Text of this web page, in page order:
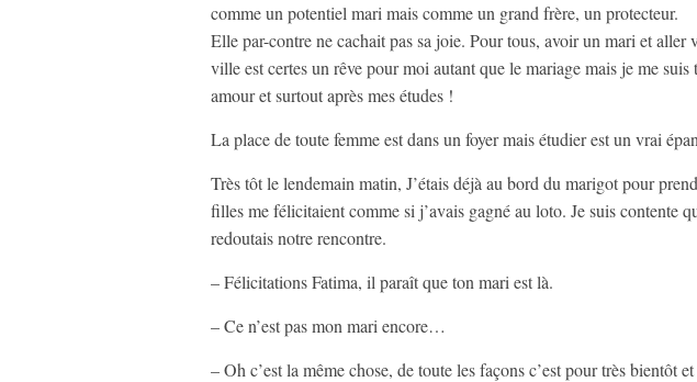
comme un potentiel mari mais comme un grand frère, un protecteur.
Elle par-contre ne cachait pas sa joie. Pour tous, avoir un mari et aller
ville est certes un rêve pour moi autant que le mariage mais je me
amour et surtout après mes études !
La place de toute femme est dans un foyer mais étudier est un vrai
Très tôt le lendemain matin, J’étais déjà au bord du marigot pour
filles me félicitaient comme si j’avais gagné au loto. Je suis contente
redoutais notre rencontre.
– Félicitations Fatima, il paraît que ton mari est là.
– Ce n’est pas mon mari encore…
– Oh c’est la même chose, de toute les façons c’est pour très bientôt